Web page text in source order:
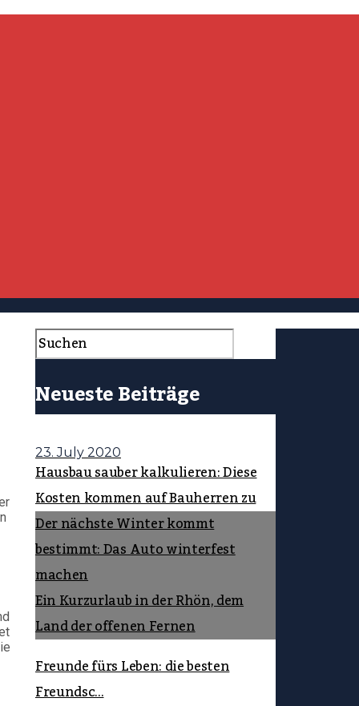
Neueste Beiträge
23. July 2020
Hausbau sauber kalkulieren: Diese
Kosten kommen auf Bauherren zu
Der nächste Winter kommt
bestimmt: Das Auto winterfest
machen
Ein Kurzurlaub in der Rhön, dem
Land der offenen Fernen
Freunde fürs Leben: die besten
Freundsc...